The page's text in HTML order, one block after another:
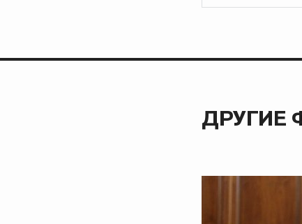
ДРУГИЕ